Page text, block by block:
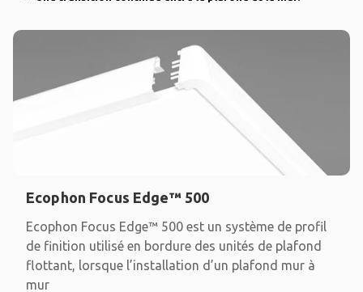
Ecophon Focus Edge™ 500
Ecophon Focus Edge™ 500 est un système de profil
de finition utilisé en bordure des unités de plafond
flottant, lorsque l’installation d’un plafond mur à
mur